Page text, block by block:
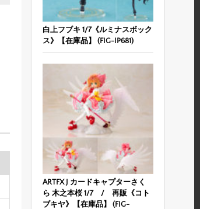
白上フブキ 1/7《ルミナスボック
ス》【在庫品】 (FIG-IP681)
ARTFX J カードキャプターさく
ら 木之本桜 1/7 / 再販《コト
ブキヤ》【在庫品】 (FIG-